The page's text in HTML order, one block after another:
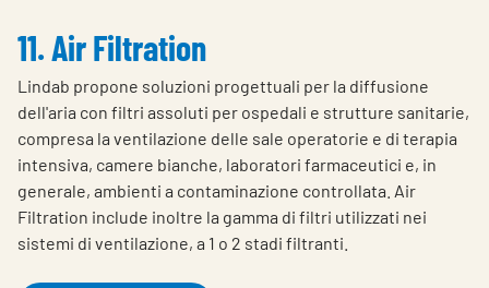
11. Air Filtration
Lindab propone soluzioni progettuali per la diffusione
dell'aria con filtri assoluti per ospedali e strutture sanitarie,
compresa la ventilazione delle sale operatorie e di terapia
intensiva, camere bianche, laboratori farmaceutici e, in
generale, ambienti a contaminazione controllata. Air
Filtration include inoltre la gamma di filtri utilizzati nei
sistemi di ventilazione, a 1 o 2 stadi filtranti.